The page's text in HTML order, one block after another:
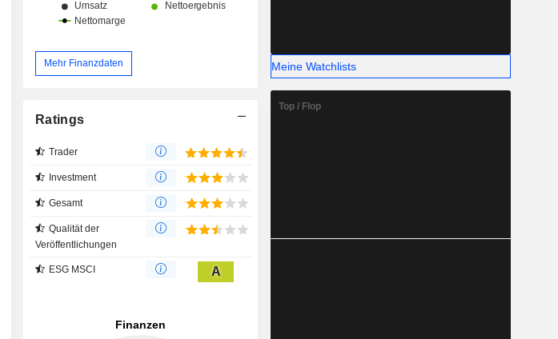
Mehr Finanzdaten
Ratings
Trader
Investment
Gesamt
Qualität der
Veröffentlichungen
ESG MSCI A
Meine Watchlists
Top / Flop